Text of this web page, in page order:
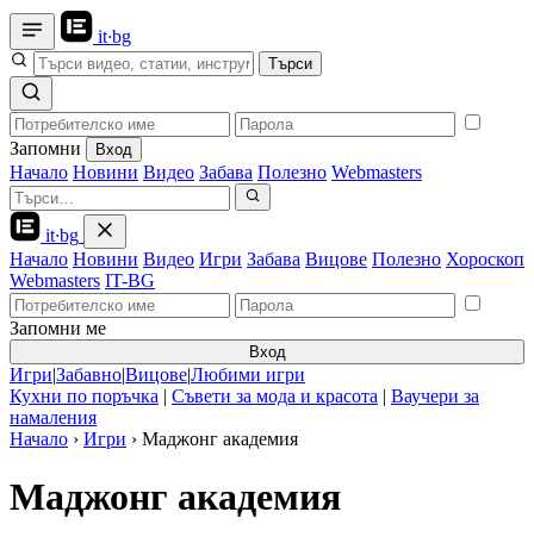
it·bg
Търси
Запомни Вход
Начало Новини Видео Забава Полезно Webmasters
it·bg
Начало Новини Видео Игри Забава Вицове Полезно Хороскоп
Webmasters IT-BG
Запомни ме
Вход
Игри|Забавно|Вицове|Любими игри
Кухни по поръчка | Съвети за мода и красота | Ваучери за
намаления
Начало › Игри › Маджонг академия
Маджонг академия